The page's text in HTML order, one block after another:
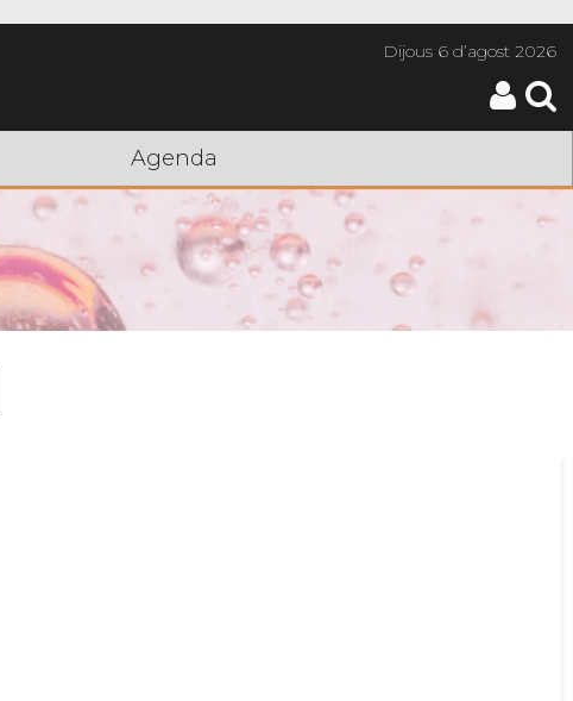
Dijous6 d’agost 2026
Agenda